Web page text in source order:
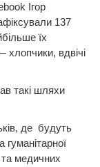
Ігор
137
їх
хлопчики, вдвічі
такі шляхи
де будуть
гуманітарної
медичних